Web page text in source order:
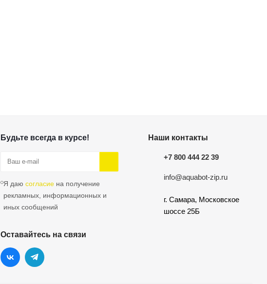
Будьте всегда в курсе!
Я даюсогласие на получение
рекламных, информационных и
иных сообщений
Оставайтесь на связи
Наши контакты
+7 800 444 22 39
info@aquabot-zip.ru
г. Самара, Московское
шоссе 25Б